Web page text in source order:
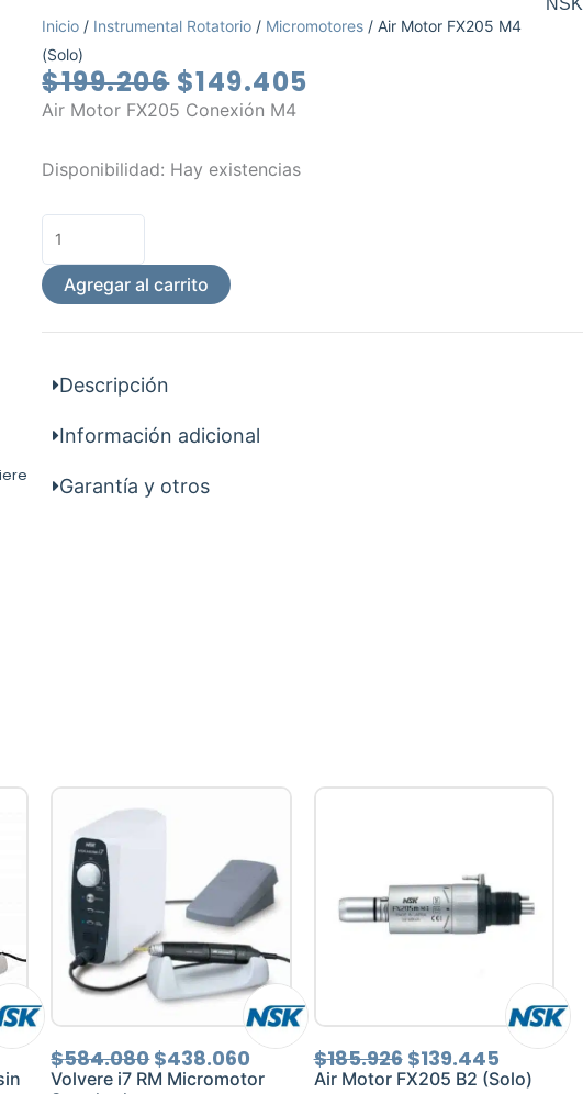
Inicio / Instrumental Rotatorio / Micromotores / Air Motor FX205 M4
(Solo)
$199.206 El
precio
era:
$199.206.
$149.405
Air Motor FX205 Conexión M4
Disponibilidad: Hay existencias
Air
FX205
(Solo)
cantidad
Agregar al carrito
NSK
Descripción
Información adicional
Garantía y otros
$584.080El
precio
$438.060
precio
Volvere i7 RM Micromotor
$185.926 El
precio
$139.445El
precio
Air Motor FX205 B2 (Solo)